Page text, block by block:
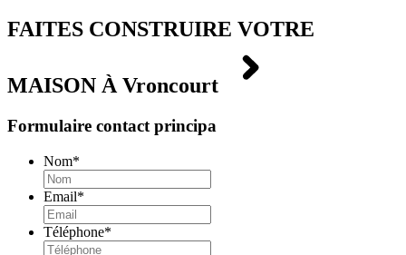
FAITES CONSTRUIRE VOTRE
MAISON À Vroncourt
Formulaire contact principa
Nom*
Email*
Téléphone*